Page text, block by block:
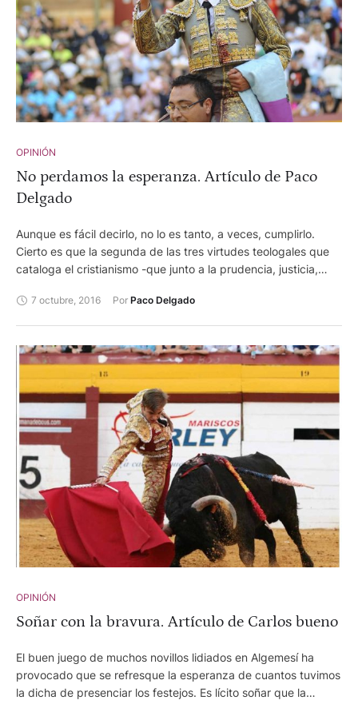
OPINIÓN
No perdamos la esperanza. Artículo de Paco
Delgado
Aunque es fácil decirlo, no lo es tanto, a veces, cumplirlo.
Cierto es que la segunda de las tres virtudes teologales que
cataloga el cristianismo -que junto a la prudencia, justicia,
es un estado de ánimo optimista basado en la expectativa de
hay momentos en que es más difícil hacerlo que expresarlo.
7 octubre, 2016 Por Paco Delgado
OPINIÓN
Soñar con la bravura. Artículo de Carlos bueno
El buen juego de muchos novillos lidiados en Algemesí ha
provocado que se refresque la esperanza de cuantos tuvimos
la dicha de presenciar los festejos. Es lícito soñar que la